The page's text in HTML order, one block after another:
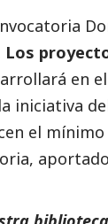
Los
en el
iniciativa
el